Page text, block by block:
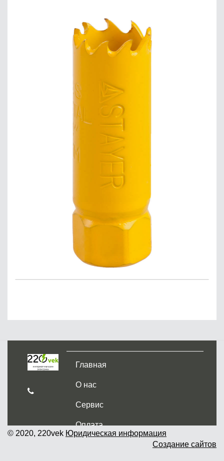
Главная
О нас
Сервис
Оплата
Доставка и самовывоз
© 2020, 220vek Юридическая информация
Создание сайтов